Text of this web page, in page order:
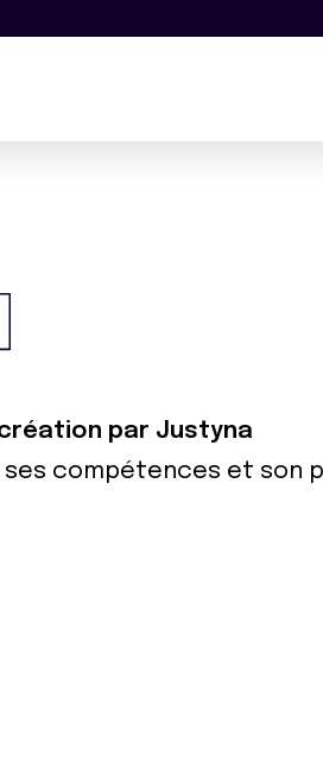
par Justyna
ses compétences et son